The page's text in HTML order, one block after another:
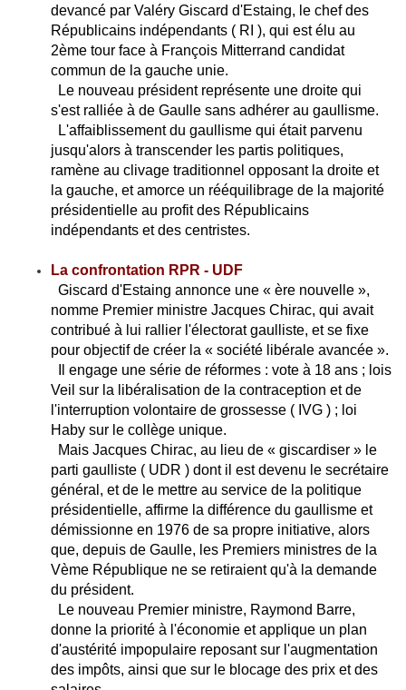
devancé par Valéry Giscard d'Estaing, le chef des
Républicains indépendants ( RI ), qui est élu au
2ème tour face à François Mitterrand candidat
commun de la gauche unie.
Le nouveau président représente une droite qui
s'est ralliée à de Gaulle sans adhérer au gaullisme.
L'affaiblissement du gaullisme qui était parvenu
jusqu'alors à transcender les partis politiques,
ramène au clivage traditionnel opposant la droite et
la gauche, et amorce un rééquilibrage de la majorité
présidentielle au profit des Républicains
indépendants et des centristes.
La confrontation RPR - UDF
Giscard d'Estaing annonce une « ère nouvelle »,
nomme Premier ministre Jacques Chirac, qui avait
contribué à lui rallier l'électorat gaulliste, et se fixe
pour objectif de créer la « société libérale avancée ».
Il engage une série de réformes : vote à 18 ans ; lois
Veil sur la libéralisation de la contraception et de
l'interruption volontaire de grossesse ( IVG ) ; loi
Haby sur le collège unique.
Mais Jacques Chirac, au lieu de « giscardiser » le
parti gaulliste ( UDR ) dont il est devenu le secrétaire
général, et de le mettre au service de la politique
présidentielle, affirme la différence du gaullisme et
démissionne en 1976 de sa propre initiative, alors
que, depuis de Gaulle, les Premiers ministres de la
Vème République ne se retiraient qu'à la demande
du président.
Le nouveau Premier ministre, Raymond Barre,
donne la priorité à l'économie et applique un plan
d'austérité impopulaire reposant sur l'augmentation
des impôts, ainsi que sur le blocage des prix et des